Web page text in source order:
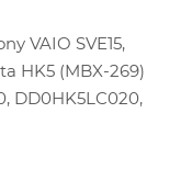
VAIO SVE15,
HK5 (MBX-269)
DD0HK5LC020,